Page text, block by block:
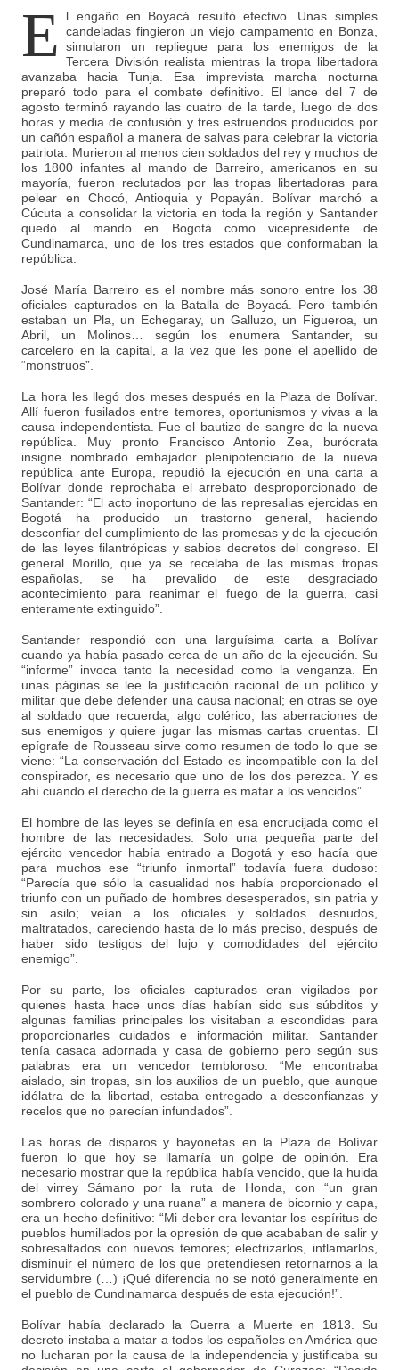
E
l engaño en Boyacá resultó efectivo. Unas simples
candeladas fingieron un viejo campamento en Bonza,
simularon un repliegue para los enemigos de la
Tercera División realista mientras la tropa libertadora
avanzaba hacia Tunja. Esa imprevista marcha nocturna
preparó todo para el combate definitivo. El lance del 7 de
agosto terminó rayando las cuatro de la tarde, luego de dos
horas y media de confusión y tres estruendos producidos por
un cañón español a manera de salvas para celebrar la victoria
patriota. Murieron al menos cien soldados del rey y muchos de
los 1800 infantes al mando de Barreiro, americanos en su
mayoría, fueron reclutados por las tropas libertadoras para
pelear en Chocó, Antioquia y Popayán. Bolívar marchó a
Cúcuta a consolidar la victoria en toda la región y Santander
quedó al mando en Bogotá como vicepresidente de
Cundinamarca, uno de los tres estados que conformaban la
república.
José María Barreiro es el nombre más sonoro entre los 38
oficiales capturados en la Batalla de Boyacá. Pero también
estaban un Pla, un Echegaray, un Galluzo, un Figueroa, un
Abril, un Molinos… según los enumera Santander, su
carcelero en la capital, a la vez que les pone el apellido de
“monstruos”.
La hora les llegó dos meses después en la Plaza de Bolívar.
Allí fueron fusilados entre temores, oportunismos y vivas a la
causa independentista. Fue el bautizo de sangre de la nueva
república. Muy pronto Francisco Antonio Zea, burócrata
insigne nombrado embajador plenipotenciario de la nueva
república ante Europa, repudió la ejecución en una carta a
Bolívar donde reprochaba el arrebato desproporcionado de
Santander: “El acto inoportuno de las represalias ejercidas en
Bogotá ha producido un trastorno general, haciendo
desconfiar del cumplimiento de las promesas y de la ejecución
de las leyes filantrópicas y sabios decretos del congreso. El
general Morillo, que ya se recelaba de las mismas tropas
españolas, se ha prevalido de este desgraciado
acontecimiento para reanimar el fuego de la guerra, casi
enteramente extinguido”.
Santander respondió con una larguísima carta a Bolívar
cuando ya había pasado cerca de un año de la ejecución. Su
“informe” invoca tanto la necesidad como la venganza. En
unas páginas se lee la justificación racional de un político y
militar que debe defender una causa nacional; en otras se oye
al soldado que recuerda, algo colérico, las aberraciones de
sus enemigos y quiere jugar las mismas cartas cruentas. El
epígrafe de Rousseau sirve como resumen de todo lo que se
viene: “La conservación del Estado es incompatible con la del
conspirador, es necesario que uno de los dos perezca. Y es
ahí cuando el derecho de la guerra es matar a los vencidos”.
El hombre de las leyes se definía en esa encrucijada como el
hombre de las necesidades. Solo una pequeña parte del
ejército vencedor había entrado a Bogotá y eso hacía que
para muchos ese “triunfo inmortal” todavía fuera dudoso:
“Parecía que sólo la casualidad nos había proporcionado el
triunfo con un puñado de hombres desesperados, sin patria y
sin asilo; veían a los oficiales y soldados desnudos,
maltratados, careciendo hasta de lo más preciso, después de
haber sido testigos del lujo y comodidades del ejército
enemigo”.
Por su parte, los oficiales capturados eran vigilados por
quienes hasta hace unos días habían sido sus súbditos y
algunas familias principales los visitaban a escondidas para
proporcionarles cuidados e información militar. Santander
tenía casaca adornada y casa de gobierno pero según sus
palabras era un vencedor tembloroso: “Me encontraba
aislado, sin tropas, sin los auxilios de un pueblo, que aunque
idólatra de la libertad, estaba entregado a desconfianzas y
recelos que no parecían infundados”.
Las horas de disparos y bayonetas en la Plaza de Bolívar
fueron lo que hoy se llamaría un golpe de opinión. Era
necesario mostrar que la república había vencido, que la huida
del virrey Sámano por la ruta de Honda, con “un gran
sombrero colorado y una ruana” a manera de bicornio y capa,
era un hecho definitivo: “Mi deber era levantar los espíritus de
pueblos humillados por la opresión de que acababan de salir y
sobresaltados con nuevos temores; electrizarlos, inflamarlos,
disminuir el número de los que pretendiesen retornarnos a la
servidumbre (…) ¡Qué diferencia no se notó generalmente en
el pueblo de Cundinamarca después de esta ejecución!”.
Bolívar había declarado la Guerra a Muerte en 1813. Su
decreto instaba a matar a todos los españoles en América que
no lucharan por la causa de la independencia y justificaba su